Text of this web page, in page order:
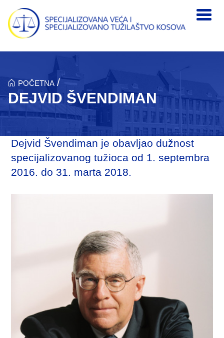
Skip to main content
POČETNA /
DEJVID ŠVENDIMAN
Dejvid Švendiman je obavljao dužnost
specijalizovanog tužioca od 1. septembra
2016. do 31. marta 2018.